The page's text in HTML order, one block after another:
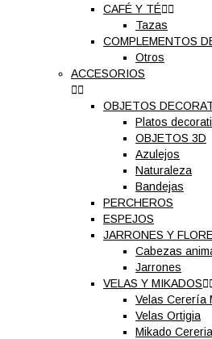
CAFÉ Y TÉ
Tazas
COMPLEMENTOS
Otros
ACCESORIOS

OBJETOS
Platos
OBJETOS 3D
Azulejos
Naturaleza
Bandejas
PERCHEROS
ESPEJOS
JARRONES Y
Cabezas
Jarrones
VELAS Y MIKADOS
Velas Cerería
Velas Ortigia
Mikado